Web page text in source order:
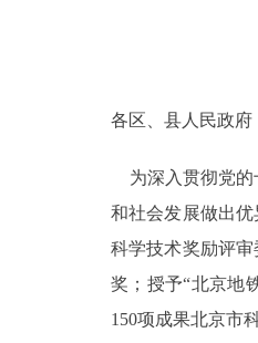
决策
政务服务
个人
便民
各区、县人民政
为深入贯彻党的
和社会发展做出
科学技术奖励评
奖；授予“北京地
150项成果北京市